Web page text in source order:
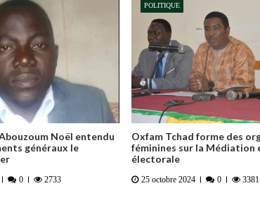
Noël entendu
généraux le
0 2733
POLITIQUE
Oxfam Tchad forme des
féminines sur la Médiation
électorale
25 octobre 2024 0 3381